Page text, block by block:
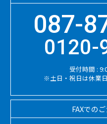
087-
0120-
受付時間 :
※土日・祝日は休業
FAXでの